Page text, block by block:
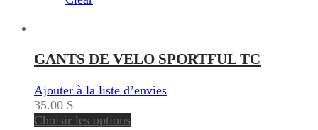
GANTS DE VELO SPORTFUL TC
Ajouter à la liste d’envies
35.00 $
Choisir les options